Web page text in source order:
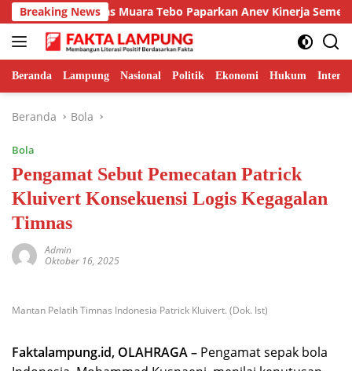
Langsung
ke
konten
Breaking News
Kalapas Muara Tebo Paparkan Anev Kinerja Semester I
Beranda Lampung Nasional Politik Ekonomi Hukum
Beranda Bola
Bola
Pengamat Sebut Pemecatan Patrick
Kluivert Konsekuensi Logis Kegagalan
Timnas
Admin
Oktober 16, 2025
Mantan Pelatih Timnas Indonesia Patrick Kluivert. (Dok. Ist)
Faktalampung.id, OLAHRAGA – Pengamat sepak bola